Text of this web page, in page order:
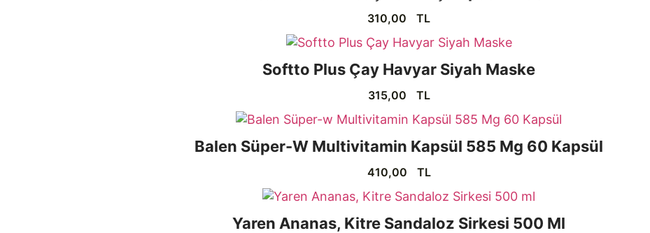
310,00 TL
Softto Plus Çay Havyar Siyah Maske
315,00 TL
Balen Süper-W Multivitamin Kapsül 585 Mg 60 Kapsül
410,00 TL
Yaren Ananas, Kitre Sandaloz Sirkesi 500 Ml